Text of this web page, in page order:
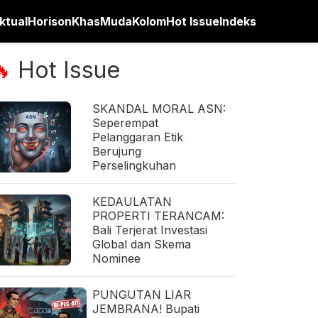
HorisonKhasMudaKolomHot IssueIndeks
Hot Issue
SKANDAL MORAL ASN:
Seperempat
Pelanggaran Etik
Berujung
Perselingkuhan
KEDAULATAN
PROPERTI TERANCAM:
Bali Terjerat Investasi
Global dan Skema
Nominee
PUNGUTAN LIAR
JEMBRANA! Bupati